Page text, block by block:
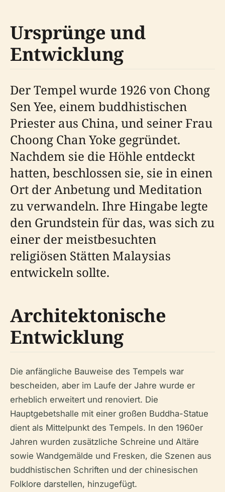
Ursprünge und
Entwicklung
Der Tempel wurde 1926 von Chong
Sen Yee, einem buddhistischen
Priester aus China, und seiner Frau
Choong Chan Yoke gegründet.
Nachdem sie die Höhle entdeckt
hatten, beschlossen sie, sie in einen
Ort der Anbetung und Meditation
zu verwandeln. Ihre Hingabe legte
den Grundstein für das, was sich zu
einer der meistbesuchten
religiösen Stätten Malaysias
entwickeln sollte.
Architektonische
Entwicklung
Die anfängliche Bauweise des Tempels war
bescheiden, aber im Laufe der Jahre wurde er
erheblich erweitert und renoviert. Die
Hauptgebetshalle mit einer großen Buddha-Statue
dient als Mittelpunkt des Tempels. In den 1960er
Jahren wurden zusätzliche Schreine und Altäre
sowie Wandgemälde und Fresken, die Szenen aus
buddhistischen Schriften und der chinesischen
Folklore darstellen, hinzugefügt.